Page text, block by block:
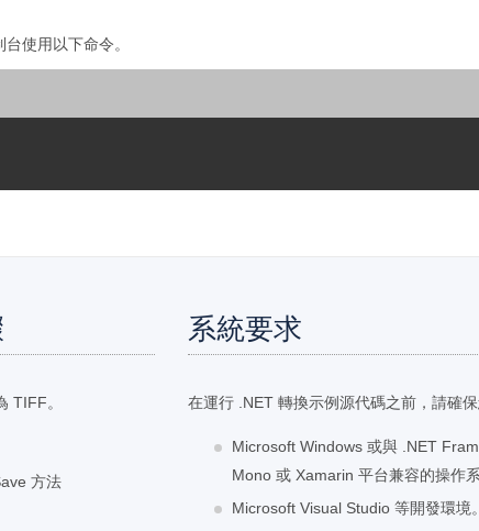
使用以下命令。
TIFF。
方法
系統要求
在運行 .NET 轉換示例源代碼之前，請確保
Microsoft Windows 或與 .NET
Mono 或 Xamarin 平台兼容的操作系
Microsoft Visual Studio 等開發環境。